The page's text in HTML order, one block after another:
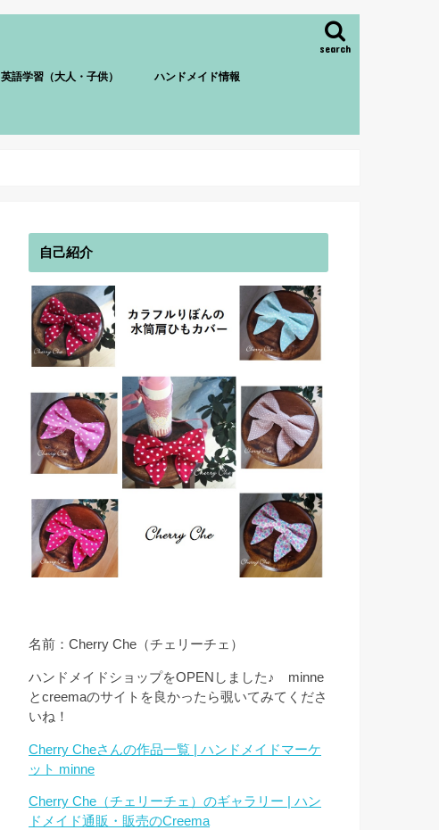
search
英語学習（大人・子供） ハンドメイド情報
自己紹介
名前：Cherry Che（チェリーチェ）
ハンドメイドショップをOPENしました♪ minne
とcreemaのサイトを良かったら覗いてみてくださ
いね！
Cherry Cheさんの作品一覧 | ハンドメイドマーケ
ット minne
Cherry Che（チェリーチェ）のギャラリー | ハン
ドメイド通販・販売のCreema